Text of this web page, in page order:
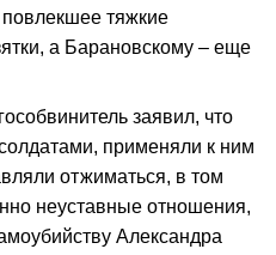
тяжкие
а Барановскому – еще
заявил, что
применяли к ним
отжиматься, в том
неуставные отношения,
Александра